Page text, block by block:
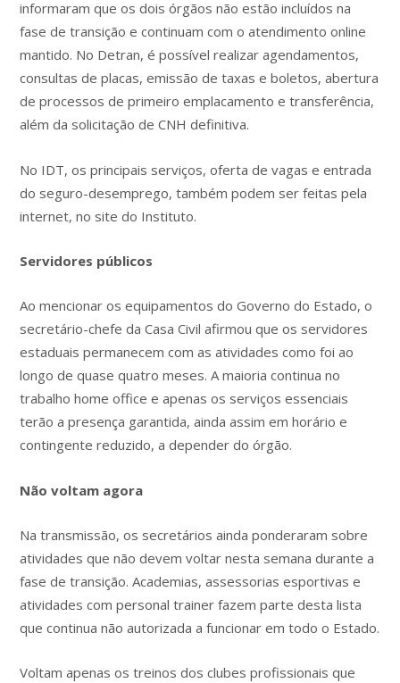
informaram que os dois órgãos não estão incluídos na
fase de transição e continuam com o atendimento online
mantido. No Detran, é possível realizar agendamentos,
consultas de placas, emissão de taxas e boletos, abertura
de processos de primeiro emplacamento e transferência,
além da solicitação de CNH definitiva.
No IDT, os principais serviços, oferta de vagas e entrada
do seguro-desemprego, também podem ser feitas pela
internet, no site do Instituto.
Servidores públicos
Ao mencionar os equipamentos do Governo do Estado, o
secretário-chefe da Casa Civil afirmou que os servidores
estaduais permanecem com as atividades como foi ao
longo de quase quatro meses. A maioria continua no
trabalho home office e apenas os serviços essenciais
terão a presença garantida, ainda assim em horário e
contingente reduzido, a depender do órgão.
Não voltam agora
Na transmissão, os secretários ainda ponderaram sobre
atividades que não devem voltar nesta semana durante a
fase de transição. Academias, assessorias esportivas e
atividades com personal trainer fazem parte desta lista
que continua não autorizada a funcionar em todo o Estado.
Voltam apenas os treinos dos clubes profissionais que